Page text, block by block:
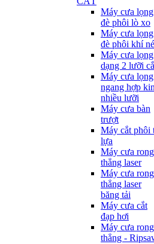
Máy cưa lọng
đè phôi lò xo
Máy cưa lọng
đè phôi khí
Máy cưa lọng
dạng 2 lưỡi
Máy cưa lọng
ngang hợp
nhiều lưỡi
Máy cưa bàn
trượt
Máy cắt phôi
lựa
Máy cưa rong
thẳng laser
Máy cưa rong
thẳng laser
băng tải
Máy cưa cắt
đạp hơi
Máy cưa rong
thẳng -